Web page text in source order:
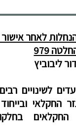
לאחר
979
ליבוביץ
לשינויים
החקלאי
החקלאים